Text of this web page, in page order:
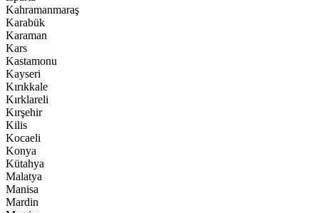
Kahramanmaraş
Karabük
Karaman
Kars
Kastamonu
Kayseri
Kırıkkale
Kırklareli
Kırşehir
Kilis
Kocaeli
Konya
Kütahya
Malatya
Manisa
Mardin